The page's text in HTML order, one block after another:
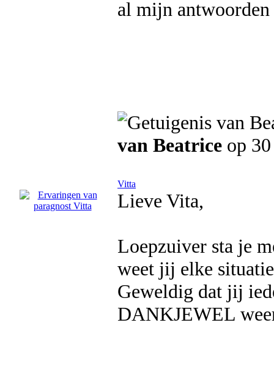
al mijn
van Beatrice op
Vitta
Lieve Vita,
Loepzuiver sta je
weet jij elke
Geweldig dat jij
DANKJEWEL